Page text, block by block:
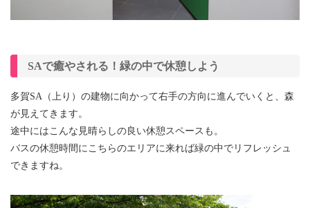
SAで癒やされる！緑の中で休憩しよう
多賀SA（上り）の建物に向かって右手の方向に進んでいくと、森
が見えてきます。
途中にはこんな見晴らしの良い休憩スペースも。
バスの休憩時間にこちらのエリアに来れば緑の中でリフレッシュ
できますね。